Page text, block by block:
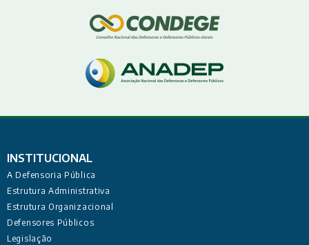
INSTITUCIONAL
A Defensoria Pública
Estrutura Administrativa
Estrutura Organizacional
Defensores Públicos
Legislação